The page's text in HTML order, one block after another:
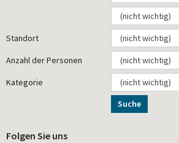
Standort
Anzahl der Personen
Kategorie
Suche
Folgen Sie uns